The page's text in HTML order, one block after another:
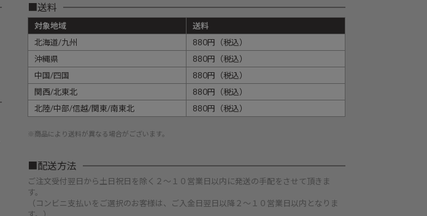
送料
対象地域
送料
北海道/九州
880円（税込）
沖縄県
880円（税込）
中国/四国
880円（税込）
関西/北東北
880円（税込）
北陸/中部/信越/関東/南東北
880円（税込）
※商品により送料が異なる場合がございます。
配送方法
ご注文受付翌日から土日祝日を除く２～１０営業日以内に発送の手配をさせて頂きま
す。
（コンビニ支払いをご選択のお客様は、ご入金日翌日以降２～１０営業日以内となりま
す。）